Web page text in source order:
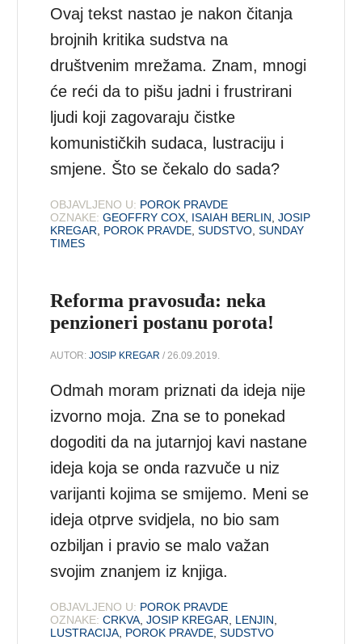
Ovaj tekst nastao je nakon čitanja
brojnih kritika sudstva na
društvenim mrežama. Znam, mnogi
će reći da to pišu jadni i frustrirani
ljudi koji zagovaraju čistke
komunističkih sudaca, lustraciju i
smjene. Što se čekalo do sada?
OBJAVLJENO U: POROK PRAVDE
OZNAKE: GEOFFRY COX ISAIAH BERLIN ,JOSIP
KREGAR
POROK PRAVDE ,SUDSTVO ,SUNDAY
TIMES
Reforma pravosuđa: neka
penzioneri postanu porota!
AUTOR:JOSIP KREGAR / 26.09.2019.
Odmah moram priznati da ideja nije
izvorno moja. Zna se to ponekad
dogoditi da na jutarnjoj kavi nastane
ideja koja se onda razvuče u niz
varijanti kojima se smijemo. Meni se
ideja otprve svidjela, no bio sam
ozbiljan i pravio se malo važan
svojim znanjem iz knjiga.
OBJAVLJENO U: POROK PRAVDE
OZNAKE: CRKVA ,JOSIP KREGAR LENJIN
LUSTRACIJA POROK PRAVDE ,SUDSTVO